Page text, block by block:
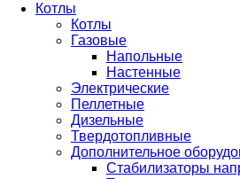
Котлы
Котлы
Газовые
Напольные
Настенные
Электрические
Пеллетные
Дизельные
Твердотопливные
Дополнительное
Стабилизаторы